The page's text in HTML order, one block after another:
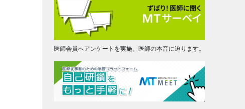
医師会員へアンケートを実施。医師の本音に迫ります。